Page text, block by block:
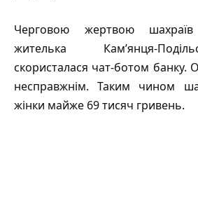
Черговою жертвою
жителька Кам’янця-
скористалася чат-ботом банку.
несправжнім. Таким чином
жінки майже 69 тисяч гривень.